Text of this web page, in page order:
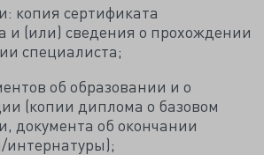
копия сертификата
и (или) сведения о прохождении
специалиста;
об образовании и о
(копии диплома о базовом
документа об окончании